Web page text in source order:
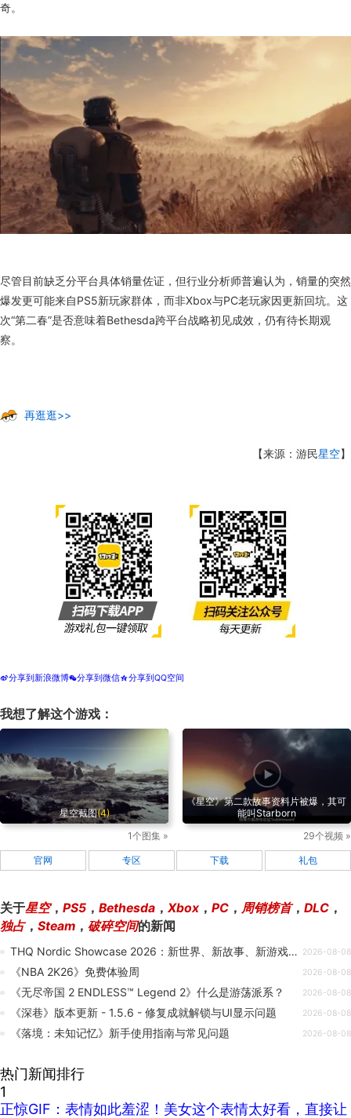
奇。
尽管目前缺乏分平台具体销量佐证，但行业分析师普遍认为，销量的突然
爆发更可能来自PS5新玩家群体，而非Xbox与PC老玩家因更新回坑。这
次“第二春”是否意味着Bethesda跨平台战略初见成效，仍有待长期观
察。
再逛逛>>
【来源：游民星空】
t分享到新浪微博w分享到微信z分享到QQ空间
我想了解这个游戏：
星空截图(4)
1个图集 »
《星空》第二款故事资料片被爆，其可
能叫Starborn
29个视频 »
官网 专区 下载 礼包
关于星空， PS5 ， Bethesda ， Xbox ， PC ， 周销榜首， DLC ，
独占， Steam ， 破碎空间的新闻
THQ Nordic Showcase 2026：新世界、新故事、新游戏与新折扣 2026-08-08
《NBA 2K26》免费体验周 2026-08-08
《无尽帝国 2 ENDLESS™ Legend 2》什么是游荡派系？ 2026-08-08
《深巷》版本更新 - 1.5.6 - 修复成就解锁与UI显示问题 2026-08-08
《落境：未知记忆》新手使用指南与常见问题 2026-08-08
热门新闻排行
1
正惊GIF：表情如此羞涩！美女这个表情太好看，直接让